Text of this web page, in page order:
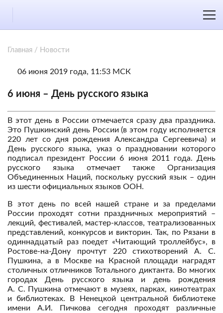
Главная / Новости
06 июня 2019 года, 11:53 МСК
6 июня – День русского языка
В этот день в России отмечается сразу два праздника.
Это Пушкинский день России (в этом году исполняется
220 лет со дня рождения Александра Сергеевича) и
День русского языка, указ о праздновании которого
подписал президент России 6 июня 2011 года. День
русского языка отмечает также Организация
Объединенных Наций, поскольку русский язык – один
из шести официальных языков ООН.
В этот день по всей нашей стране и за пределами
России проходят сотни праздничных мероприятий –
лекций, фестивалей, мастер-классов, театрализованных
представлений, конкурсов и викторин. Так, по Рязани в
одиннадцатый раз поедет «Читающий троллейбус», в
Ростове-на-Дону прочтут 220 стихотворений А. С.
Пушкина, а в Москве на Красной площади наградят
столичных отличников Тотального диктанта. Во многих
городах День русского языка и день рождения
А. С. Пушкина отмечают в музеях, парках, кинотеатрах
и библиотеках. В Ненецкой центральной библиотеке
имени А.И. Пичкова сегодня проходят различные